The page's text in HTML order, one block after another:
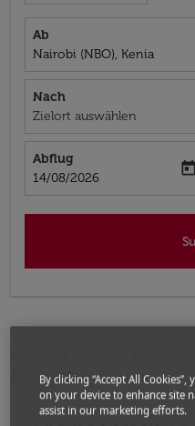
Ab
Nairobi (NBO), Kenia
Nach
Zielort auswählen
Abflug
fc-booking-departure-
14/08/2026
today
Nairobi - Phnom Penh
By clicking “Accept All
on your device to enhance site
assist in our marketing efforts.